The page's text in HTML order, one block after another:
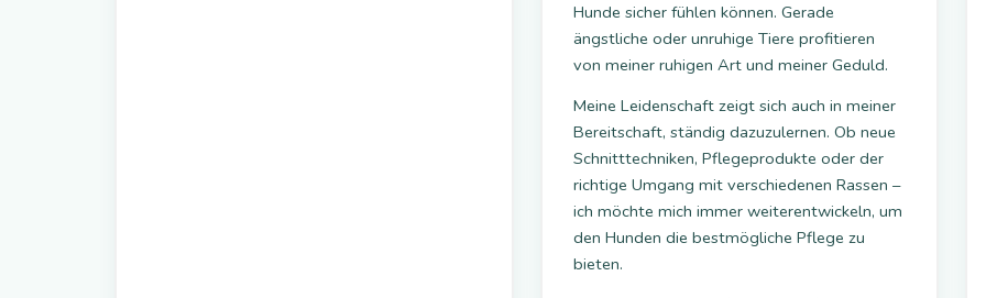
Hunde sicher fühlen können. Gerade
ängstliche oder unruhige Tiere profitieren
von meiner ruhigen Art und meiner Geduld.
Meine Leidenschaft zeigt sich auch in meiner
Bereitschaft, ständig dazuzulernen. Ob neue
Schnitttechniken, Pflegeprodukte oder der
richtige Umgang mit verschiedenen Rassen –
ich möchte mich immer weiterentwickeln, um
den Hunden die bestmögliche Pflege zu
bieten.